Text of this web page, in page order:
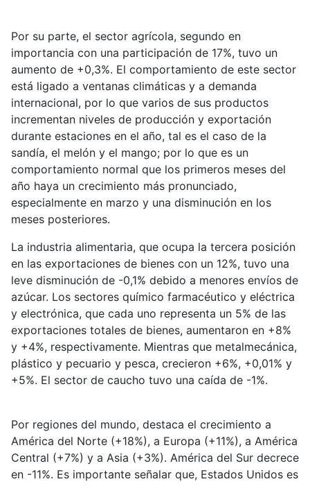
Por su parte, el sector agrícola, segundo en
importancia con una participación de 17%, tuvo un
aumento de +0,3%. El comportamiento de este sector
está ligado a ventanas climáticas y a demanda
internacional, por lo que varios de sus productos
incrementan niveles de producción y exportación
durante estaciones en el año, tal es el caso de la
sandía, el melón y el mango; por lo que es un
comportamiento normal que los primeros meses del
año haya un crecimiento más pronunciado,
especialmente en marzo y una disminución en los
meses posteriores.
La industria alimentaria, que ocupa la tercera posición
en las exportaciones de bienes con un 12%, tuvo una
leve disminución de -0,1% debido a menores envíos de
azúcar. Los sectores químico farmacéutico y eléctrica
y electrónica, que cada uno representa un 5% de las
exportaciones totales de bienes, aumentaron en +8%
y +4%, respectivamente. Mientras que metalmecánica,
plástico y pecuario y pesca, crecieron +6%, +0,01% y
+5%. El sector de caucho tuvo una caída de -1%.
Por regiones del mundo, destaca el crecimiento a
América del Norte (+18%), a Europa (+11%), a América
Central (+7%) y a Asia (+3%). América del Sur decrece
en -11%. Es importante señalar que, Estados Unidos es